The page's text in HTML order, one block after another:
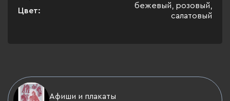
Цвет:
бежевый, розовый,
салатовый
Афиши и плакаты